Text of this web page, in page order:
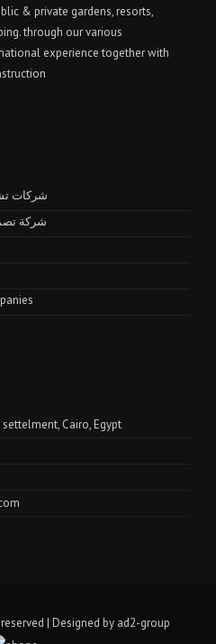
& private gardens, resorts,
through our various
experience together with
شركات
شركة
Cairo, Egypt
| Designed by ad2-group